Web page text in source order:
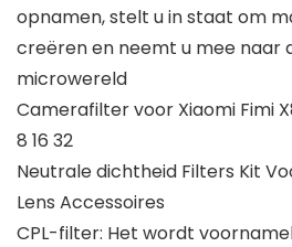
opnamen, stelt u in staat om
creëren en neemt u mee naar
microwereld
Camerafilter voor Xiaomi Fimi
8 16 32
Neutrale dichtheid Filters Kit
Lens Accessoires
CPL-filter: Het wordt